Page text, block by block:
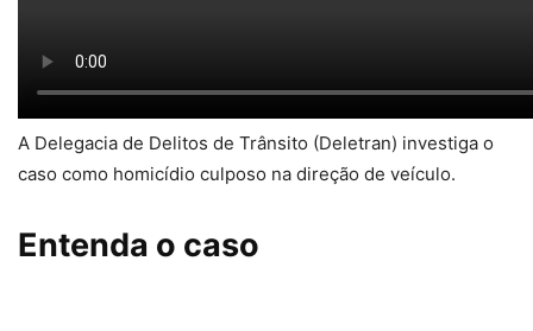
A Delegacia de Delitos de Trânsito (Deletran) investiga o
caso como homicídio culposo na direção de veículo.
Entenda o caso